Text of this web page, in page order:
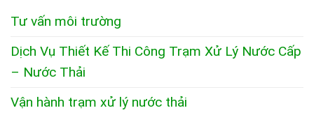
Tư vấn môi trường
Dịch Vụ Thiết Kế Thi Công Trạm Xử Lý Nước Cấp
– Nước Thải
Vận hành trạm xử lý nước thải